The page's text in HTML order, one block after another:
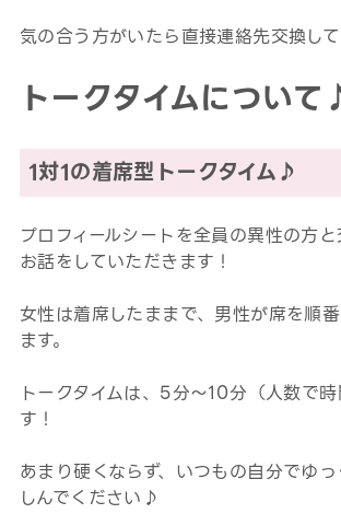
気の合う方がいたら直接連絡先交換し
トークタイムについて
1対1の着席型トークタイム♪
プロフィールシートを全員の異性の方
お話をしていただきます！
女性は着席したままで、男性が席を順
ます。
トークタイムは、5分～10分（人数で
す！
あまり硬くならず、いつもの自分でゆ
しんでください♪